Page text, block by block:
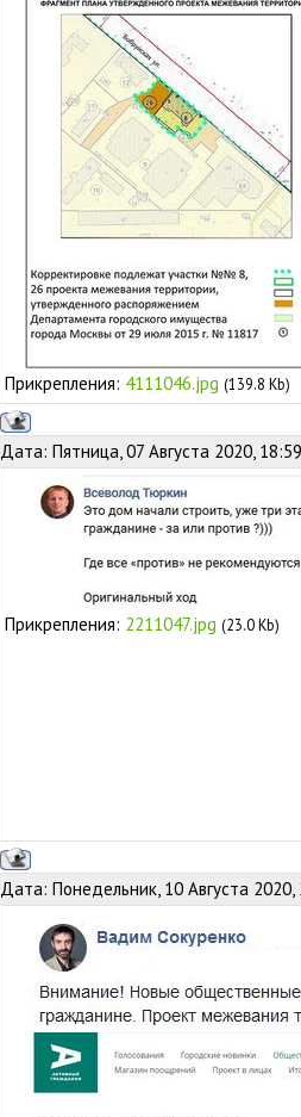
Прикрепления: 4111046.jpg (139.8 Kb)
Дата: Пятница, 07 Августа 2020,
Прикрепления: 2211047.jpg (23.0 Kb)
Дата: Понедельник, 10 Августа